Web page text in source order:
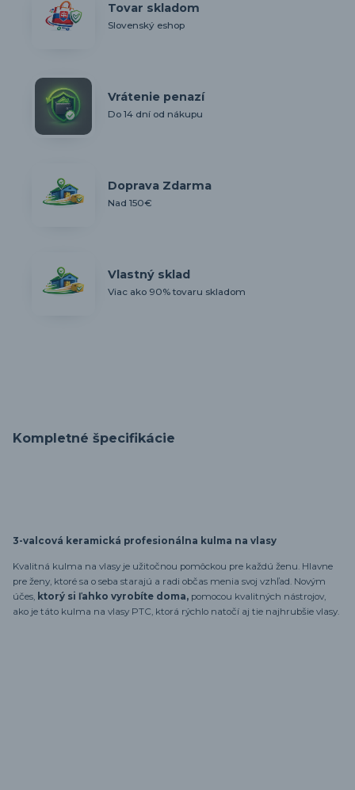
Tovar skladom
Slovenský eshop
Vrátenie penazí
Do 14 dní od nákupu
Doprava Zdarma
Nad 150€
Vlastný sklad
Viac ako 90% tovaru skladom
Kompletné špecifikácie
3-valcová keramická profesionálna kulma na vlasy
Kvalitná kulma na vlasy je užitočnou pomôckou pre každú ženu. Hlavne
pre ženy, ktoré sa o seba starajú a radi občas menia svoj vzhľad. Novým
účes, ktorý si ľahko vyrobíte doma, pomocou kvalitných nástrojov,
ako je táto kulma na vlasy PTC, ktorá rýchlo natočí aj tie najhrubšie vlasy.